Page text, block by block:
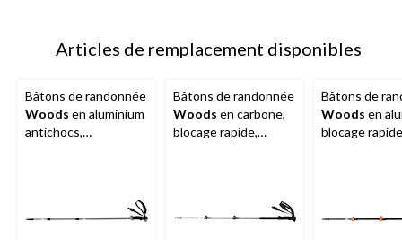
Articles de remplacement disponibles
Bâtons de randonnée
Woods en aluminium
antichocs,
marche
Bâtons de randonnée
Woods en carbone,
blocage rapide,
marche
Bâtons de
Woods en
blocage
marche